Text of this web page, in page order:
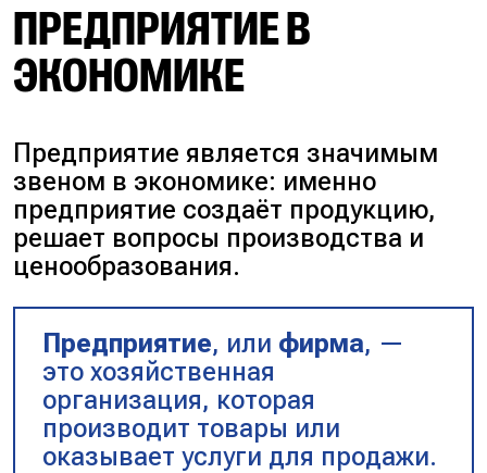
ПРЕДПРИЯТИЕ В
ЭКОНОМИКЕ
Предприятие является значимым
звеном в экономике: именно
предприятие создаёт продукцию,
решает вопросы производства и
ценообразования.
Предприятие, или фирма, —
это хозяйственная
организация, которая
производит товары или
оказывает услуги для продажи.